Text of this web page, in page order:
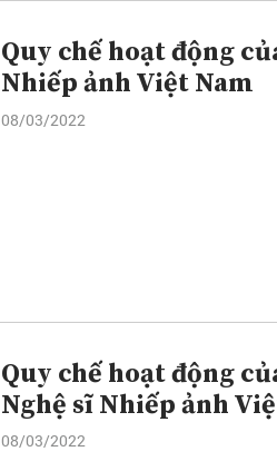
Quy chế hoạt động
Nhiếp ảnh Việt Nam
08/03/2022
Quy chế hoạt động
Nghệ sĩ Nhiếp ảnh
08/03/2022